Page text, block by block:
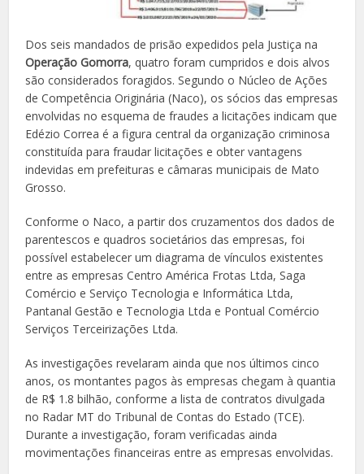
Dos seis mandados de prisão expedidos pela Justiça na
Operação Gomorra, quatro foram cumpridos e dois alvos
são considerados foragidos. Segundo o Núcleo de Ações
de Competência Originária (Naco), os sócios das empresas
envolvidas no esquema de fraudes a licitações indicam que
Edézio Correa é a figura central da organização criminosa
constituída para fraudar licitações e obter vantagens
indevidas em prefeituras e câmaras municipais de Mato
Grosso.
Conforme o Naco, a partir dos cruzamentos dos dados de
parentescos e quadros societários das empresas, foi
possível estabelecer um diagrama de vínculos existentes
entre as empresas Centro América Frotas Ltda, Saga
Comércio e Serviço Tecnologia e Informática Ltda,
Pantanal Gestão e Tecnologia Ltda e Pontual Comércio
Serviços Terceirizações Ltda.
As investigações revelaram ainda que nos últimos cinco
anos, os montantes pagos às empresas chegam à quantia
de R$ 1.8 bilhão, conforme a lista de contratos divulgada
no Radar MT do Tribunal de Contas do Estado (TCE).
Durante a investigação, foram verificadas ainda
movimentações financeiras entre as empresas envolvidas.